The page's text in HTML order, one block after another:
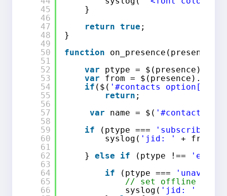
45
46
47
48
49
50
51
52
53
54
55
56
57
58
59
60
61
62
63
64
65
66
}
return true ;
}
function
on_presence(presence) {
var
ptype =
var
from = $(presence).attr(
if ($( '#contacts
return ;
var
name = $( '#contacts
if
(ptype === 'subscribe'
syslog( 'jid: ' + from +
} else if (ptype !== 'error'
if
(ptype ===
// set offline
syslog( 'jid: '